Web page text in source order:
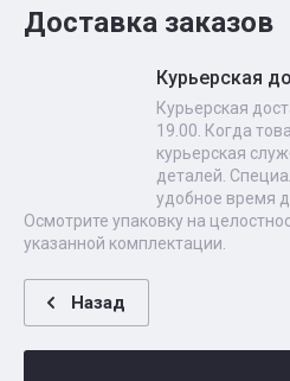
Доставка заказов
Курьерская
Курьерская
19.00. Когда
курьерская
деталей.
удобное время
Осмотрите упаковку на
указанной комплектации.
Назад